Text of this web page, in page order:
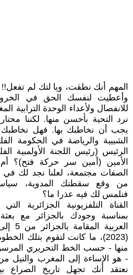
المهم أنك نطقت، ويا لتك لم
وأعطيت لنفسك الحق في
للانفصال ولأعداء الوحدة الترابية
نرد التحية بأحسن منها. لكننا
يجب أن نخاطبك بها. فهل نخاطبك
الشبيبة والرياضة في الحكومة
الرئيس (رئيس اللجنة الأولمبية
الأمين (أمين سر حركة فتح)؟
الصفات مجتمعة، لعلنا نجد لك
من وقع سقطتك المدوية، سياسيا
فنلمس لك فيه عذرا ما؟
القناة التلفزيونية الجزائرية
بمناسبة وجودك بالجزائر مع
(2023)، ما كانت لتقوم بتلك
منها - حسب الخط التحريري
- هو الإساءة إلى المغرب والنيل من
نعتقد أنك تجهل تاريخ الصراع